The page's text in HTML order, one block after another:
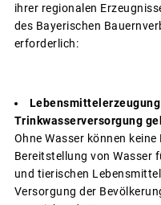
ihrer regionalen
des Bayerischen
erforderlich:
Trinkwasserversorgung
Ohne Wasser können
Bereitstellung von Wasser
und tierischen
Versorgung der